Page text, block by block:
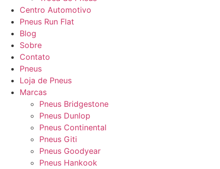
Centro Automotivo
Pneus Run Flat
Blog
Sobre
Contato
Pneus
Loja de Pneus
Marcas
Pneus Bridgestone
Pneus Dunlop
Pneus Continental
Pneus Giti
Pneus Goodyear
Pneus Hankook